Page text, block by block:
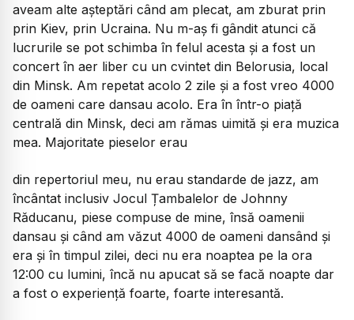
aveam alte așteptări când am plecat, am zburat prin
prin Kiev, prin Ucraina. Nu m-aș fi gândit atunci că
lucrurile se pot schimba în felul acesta și a fost un
concert în aer liber cu un cvintet din Belorusia, local
din Minsk. Am repetat acolo 2 zile și a fost vreo 4000
de oameni care dansau acolo. Era în într-o piață
centrală din Minsk, deci am rămas uimită și era muzica
mea. Majoritate pieselor erau
din repertoriul meu, nu erau standarde de jazz, am
încântat inclusiv Jocul Țambalelor de Johnny
Răducanu, piese compuse de mine, însă oamenii
dansau și când am văzut 4000 de oameni dansând și
era și în timpul zilei, deci nu era noaptea pe la ora
12:00 cu lumini, încă nu apucat să se facă noapte dar
a fost o experiență foarte, foarte interesantă.